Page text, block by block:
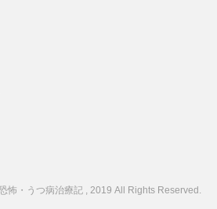
怖・うつ病治療記 , 2019 All Rights Reserved.